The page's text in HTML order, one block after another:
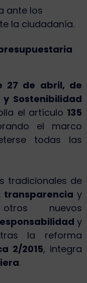
ante los
la ciudadanía.
27 de abril, de
Sostenibilidad
el artículo 135
el marco
todas las
tradicionales de
transparencia y
nuevos
y
la reforma
2/2015, integra
.